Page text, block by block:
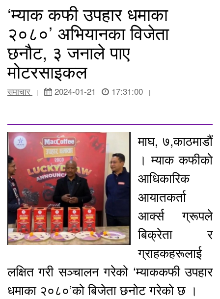
‘म्याक कफी उपहार धमाका
२०८०’ अभियानका विजेता
छनौट, ३ जनाले पाए
मोटरसाइकल
समाचार | 2024-01-21 17:31:00 |
माघ, ७,काठमाडौं
। म्याक कफीको
आधिकारिक
आयातकर्ता
आर्क्स ग्रूपले
बिक्रेता र
ग्राहकहरूलाई
लक्षित गरी सञ्चालन गरेको ‘म्याककफी उपहार
धमाका २०८०’को बिजेता छनोट गरेको छ ।